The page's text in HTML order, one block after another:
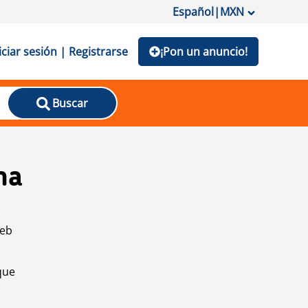
Español|MXN
sesión | Registrarse ¡Pon un anuncio!
Buscar